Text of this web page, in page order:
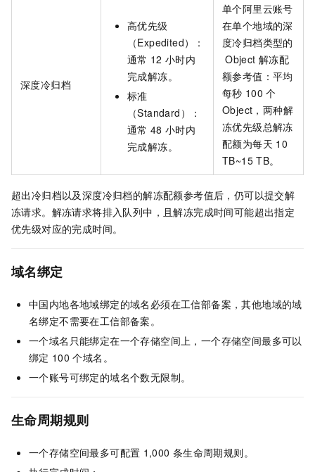
深度冷归档
高优先级
（Expedited）：
通常 12 小时内
完成解冻。
标准
（Standard）：
通常 48 小时内
完成解冻。
单个阿里云账号
在单个地域的深
度冷归档类型的
Object 解冻配
额参考值：平均
每秒 100 个
Object，两种解
冻优先级总解冻
配额为每天 10
TB~15 TB。
超出冷归档以及深度冷归档的解冻配额参考值后，仍可以提交解
冻请求。解冻请求将排入队列中，且解冻完成时间可能超出指定
优先级对应的完成时间。
域名绑定
中国内地各地域绑定的域名必须在工信部备案，其他地域的域
名绑定不需要在工信部备案。
一个域名只能绑定在一个存储空间上，一个存储空间最多可以
绑定 100 个域名。
一个账号可绑定的域名个数无限制。
生命周期规则
一个存储空间最多可配置 1,000 条生命周期规则。